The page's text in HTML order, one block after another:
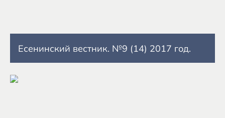
Есенинский вестник. №9 (14) 2017 год.